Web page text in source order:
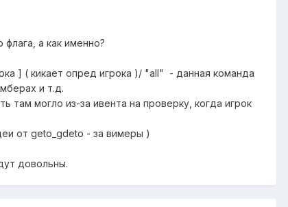
а как именно?
] ( кикает опред игрока )/ "all" - данная команда
и т.д.
там могло из-за ивента на проверку, когда игрок
от geto_gdeto - за вимеры )
довольны.